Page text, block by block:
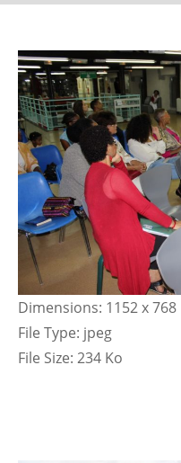
Dimensions: 1152 x 768
File Type: jpeg
File Size: 234 Ko